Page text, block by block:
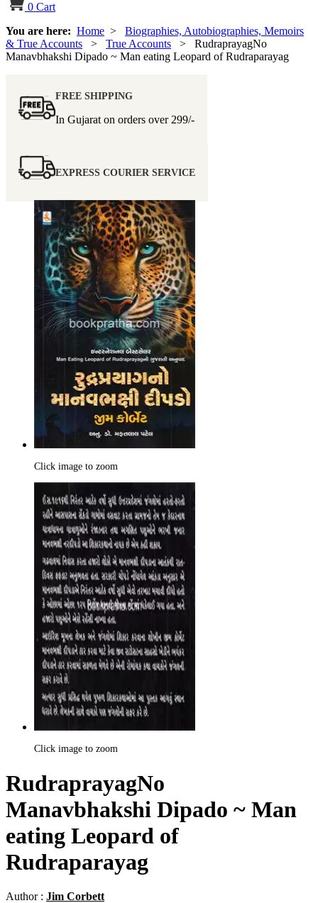
0 Cart
You are here: Home > Biographies, Autobiographies, Memoirs
& True Accounts > True Accounts > RudraprayagNo
Manavbhakshi Dipado ~ Man eating Leopard of Rudraparayag
FREE SHIPPING
In Gujarat on orders over 299/-
EXPRESS COURIER SERVICE
Click image to zoom
Click image to zoom
RudraprayagNo
Manavbhakshi Dipado ~ Man
eating Leopard of
Rudraparayag
Author : Jim Corbett